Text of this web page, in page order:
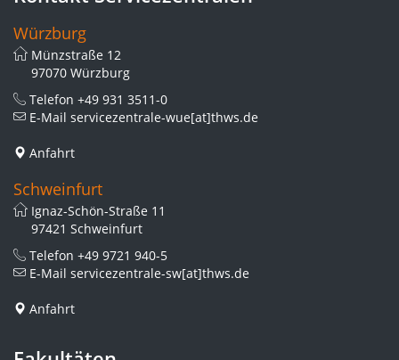
Würzburg
Münzstraße 12
97070 Würzburg
Telefon +49 931 3511-0
E-Mail servicezentrale-wue[at]thws.de
Anfahrt
Schweinfurt
Ignaz-Schön-Straße 11
97421 Schweinfurt
Telefon +49 9721 940-5
E-Mail servicezentrale-sw[at]thws.de
Anfahrt